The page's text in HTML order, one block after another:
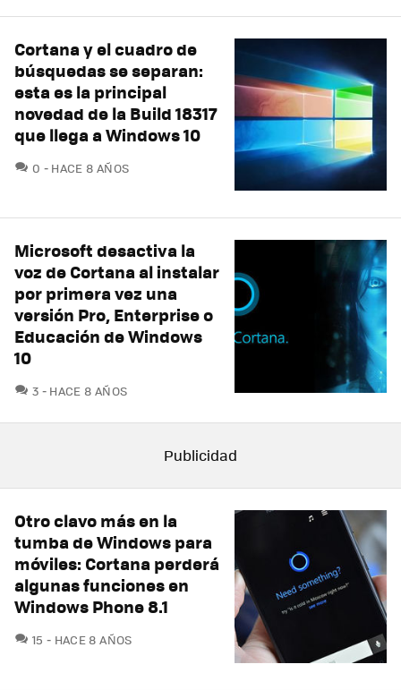
Cortana y el cuadro de
búsquedas se separan:
esta es la principal
novedad de la Build 18317
que llega a Windows 10
0 COMENTARIOS
HACE 8 AÑOS
Microsoft desactiva la
voz de Cortana al instalar
por primera vez una
versión Pro, Enterprise o
Educación de Windows
10
3 COMENTARIOS
HACE 8 AÑOS
Otro clavo más en la
tumba de Windows para
móviles: Cortana perderá
algunas funciones en
Windows Phone 8.1
15 COMENTARIOS
HACE 8 AÑOS